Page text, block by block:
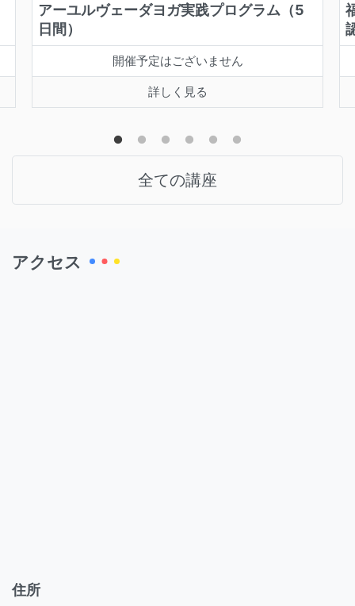
アーユルヴェーダヨガ実践プログラム（5
日間）
開催予定はございません
詳しく見る
全ての講座
アクセス
住所